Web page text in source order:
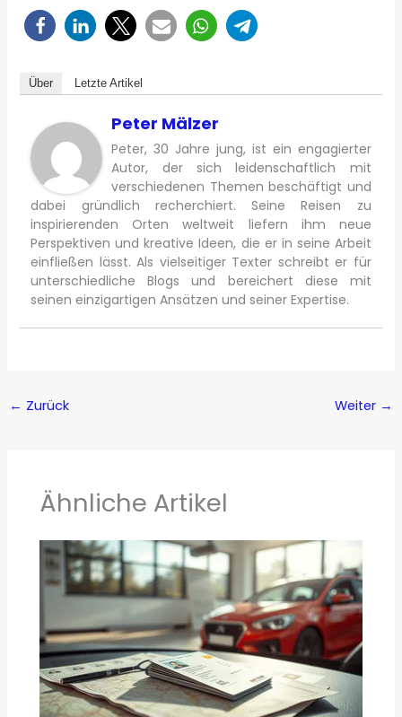
Über Letzte Artikel
Peter Mälzer
Peter, 30 Jahre jung, ist ein engagierter
Autor, der sich leidenschaftlich mit
verschiedenen Themen beschäftigt und
dabei gründlich recherchiert. Seine Reisen zu
inspirierenden Orten weltweit liefern ihm neue
Perspektiven und kreative Ideen, die er in seine Arbeit
einfließen lässt. Als vielseitiger Texter schreibt er für
unterschiedliche Blogs und bereichert diese mit
seinen einzigartigen Ansätzen und seiner Expertise.
← Zurück Weiter →
Ähnliche Artikel